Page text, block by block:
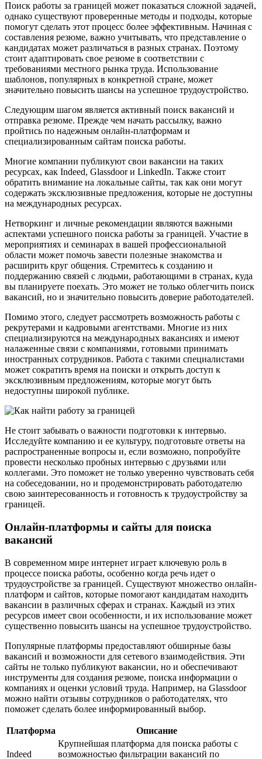
Поиск работы за границей может показаться сложной задачей,
однако существуют проверенные методы и подходы, которые
помогут сделать этот процесс более эффективным. Начиная с
составления резюме, важно учитывать, что представление о
кандидатах может различаться в разных странах. Поэтому
стоит адаптировать свое резюме в соответствии с
требованиями местного рынка труда. Использование
шаблонов, популярных в конкретной стране, может
значительно повысить шансы на успешное трудоустройство.
Следующим шагом является активный поиск вакансий и
отправка резюме. Прежде чем начать рассылку, важно
пройтись по надежным онлайн-платформам и
специализированным сайтам поиска работы.
Многие компании публикуют свои вакансии на таких
ресурсах, как Indeed, Glassdoor и LinkedIn. Также стоит
обратить внимание на локальные сайты, так как они могут
содержать эксклюзивные предложения, которые не доступны
на международных ресурсах.
Нетворкинг и личные рекомендации являются важными
аспектами успешного поиска работы за границей. Участие в
мероприятиях и семинарах в вашей профессиональной
области может помочь завести полезные знакомства и
расширить круг общения. Стремитесь к созданию и
поддержанию связей с людьми, работающими в странах, куда
вы планируете поехать. Это может не только облегчить поиск
вакансий, но и значительно повысить доверие работодателей.
Помимо этого, следует рассмотреть возможность работы с
рекрутерами и кадровыми агентствами. Многие из них
специализируются на международных вакансиях и имеют
налаженные связи с компаниями, готовыми принимать
иностранных сотрудников. Работа с такими специалистами
может сократить время на поиски и открыть доступ к
эксклюзивным предложениям, которые могут быть
недоступны широкой публике.
Не стоит забывать о важности подготовки к интервью.
Исследуйте компанию и ее культуру, подготовьте ответы на
распространенные вопросы и, если возможно, попробуйте
провести несколько пробных интервью с друзьями или
коллегами. Это поможет не только уверенно чувствовать себя
на собеседовании, но и продемонстрировать работодателю
свою заинтересованность и готовность к трудоустройству за
границей.
Онлайн-платформы и сайты для поиска
вакансий
В современном мире интернет играет ключевую роль в
процессе поиска работы, особенно когда речь идет о
трудоустройстве за границей. Существуют множество онлайн-
платформ и сайтов, которые помогают кандидатам находить
вакансии в различных сферах и странах. Каждый из этих
ресурсов имеет свои особенности, и их использование может
существенно повысить шансы на успешное трудоустройство.
Популярные платформы предоставляют обширные базы
вакансий и возможности для сетевого взаимодействия. Эти
сайты не только публикуют вакансии, но и обеспечивают
инструменты для создания резюме, поиска информации о
компаниях и оценки условий труда. Например, на Glassdoor
можно найти отзывы сотрудников о работодателях, что
поможет сделать более информированный выбор.
Платформа Описание
Indeed
Крупнейшая платформа для поиска работы с
возможностью фильтрации вакансий по